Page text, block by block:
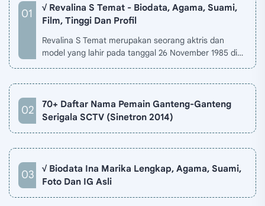
√ Revalina S Temat - Biodata, Agama, Suami,
Film, Tinggi Dan Profil
Revalina S Temat merupakan seorang aktris dan
model yang lahir pada tanggal 26 November 1985 di
70+ Daftar Nama Pemain Ganteng-Ganteng
Serigala SCTV (Sinetron 2014)
√ Biodata Ina Marika Lengkap, Agama, Suami,
Foto Dan IG Asli